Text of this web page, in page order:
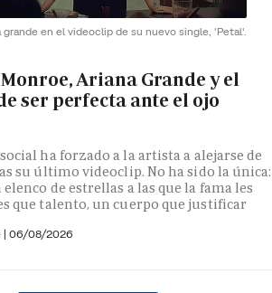
grande en el videoclip de su nuevo single, 'Petal'.
Ariana Grande y el
ser perfecta ante el ojo
ha forzado a la artista a alejarse de
su último videoclip. No ha sido la única:
elenco de estrellas a las que la fama les
que talento, un cuerpo que justificar
| 06/08/2026